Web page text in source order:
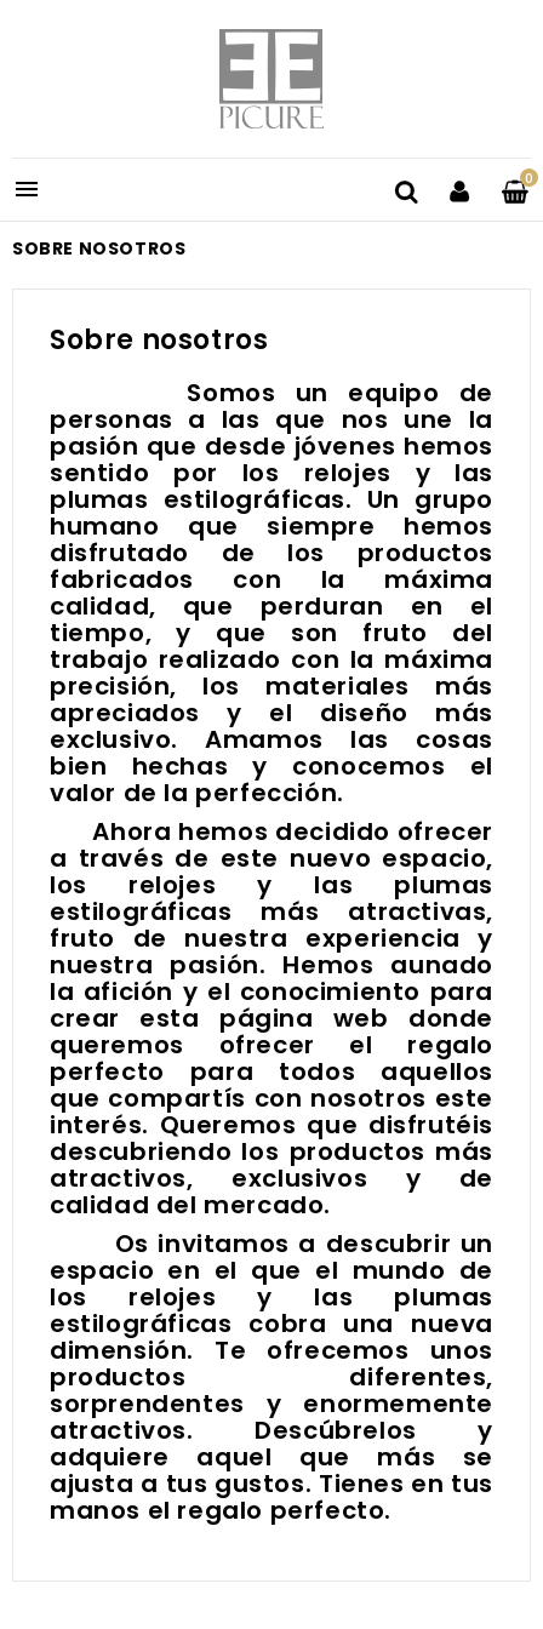
 0
SOBRE NOSOTROS
Sobre nosotros
Somos un equipo de
personas a las que nos une la
pasión que desde jóvenes hemos
sentido por los relojes y las
plumas estilográficas. Un grupo
humano que siempre hemos
disfrutado de los productos
fabricados con la máxima
calidad, que perduran en el
tiempo, y que son fruto del
trabajo realizado con la máxima
precisión, los materiales más
apreciados y el diseño más
exclusivo. Amamos las cosas
bien hechas y conocemos el
valor de la perfección.
Ahora hemos decidido ofrecer
a través de este nuevo espacio,
los relojes y las plumas
estilográficas más atractivas,
fruto de nuestra experiencia y
nuestra pasión. Hemos aunado
la afición y el conocimiento para
crear esta página web donde
queremos ofrecer el regalo
perfecto para todos aquellos
que compartís con nosotros este
interés. Queremos que disfrutéis
descubriendo los productos más
atractivos, exclusivos y de
calidad del mercado.
Os invitamos a descubrir un
espacio en el que el mundo de
los relojes y las plumas
estilográficas cobra una nueva
dimensión. Te ofrecemos unos
productos diferentes,
sorprendentes y enormemente
atractivos. Descúbrelos y
adquiere aquel que más se
ajusta a tus gustos. Tienes en tus
manos el regalo perfecto.